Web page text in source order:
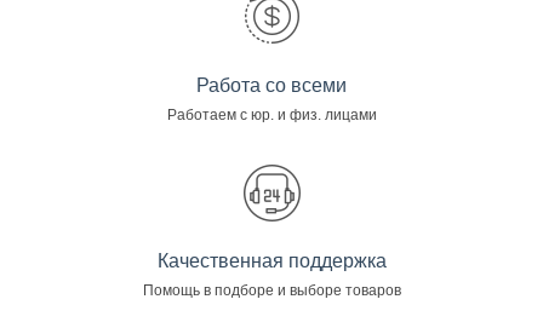
Работа со всеми
Работаем с юр. и физ. лицами
Качественная поддержка
Помощь в подборе и выборе товаров